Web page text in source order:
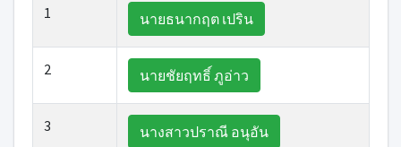
1 นายธนากฤต เปริน
2 นายชัยฤทธิ์ ภูอ่าว
3 นางสาวปราณี อนุอัน